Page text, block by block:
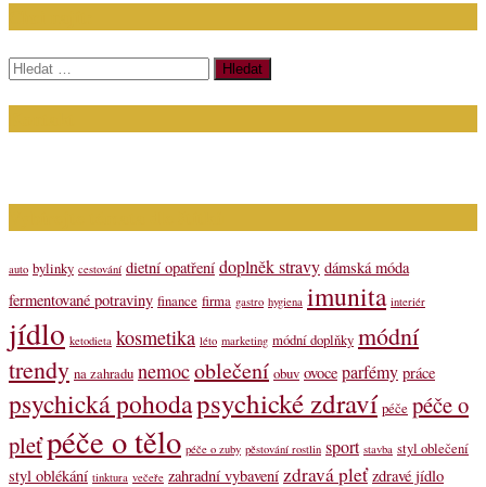
Vyhledávání
auto bylinky cestování dietní opatření doplněk stravy dámská móda
fermentované potraviny finance firma gastro hygiena imunita interiér
jídlo ketodieta kosmetika léto marketing módní doplňky módní
trendy na zahradu nemocoblečení obuv ovoce parfémy práce
psychická pohodapsychické zdraví péče péče o
pleťpéče o tělo péče o zuby pěstování rostlin sport stavba styl oblečení
styl oblékání tinktura večeře zahradní vybavení zdravá pleť zdravé jídlo